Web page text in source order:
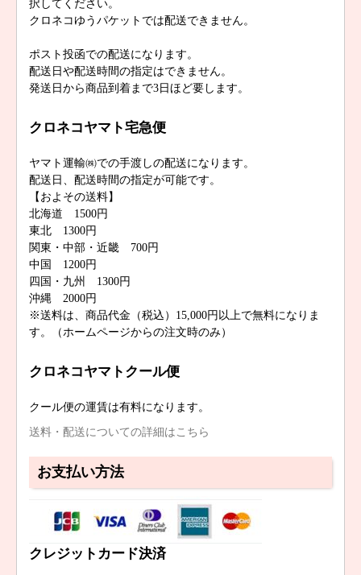
択してください。
クロネコゆうパケットでは配送できません。
ポスト投函での配送になります。
配送日や配送時間の指定はできません。
発送日から商品到着まで3日ほど要します。
クロネコヤマト宅急便
ヤマト運輸㈱での手渡しの配送になります。
配送日、配送時間の指定が可能です。
【およその送料】
北海道 1500円
東北 1300円
関東・中部・近畿 700円
中国 1200円
四国・九州 1300円
沖縄 2000円
※送料は、商品代金（税込）15,000円以上で無料になりま
す。（ホームページからの注文時のみ）
クロネコヤマトクール便
クール便の運賃は有料になります。
送料・配送についての詳細はこちら
お支払い方法
クレジットカード決済